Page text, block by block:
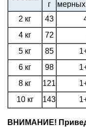
г
мерных
2 кг
43
4 кг
72
5 кг
85
6 кг
98
8 кг
121
10 кг
143
ВНИМАНИЕ!